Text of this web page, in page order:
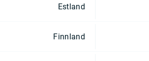
Estland
Finnland